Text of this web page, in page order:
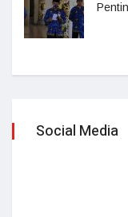
Social Media